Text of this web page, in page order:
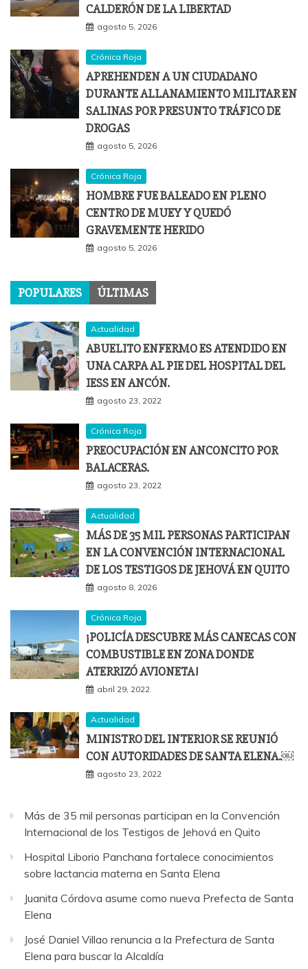
CALDERÓN DE LA LIBERTAD
agosto 5, 2026
Crónica Roja
APREHENDEN A UN CIUDADANO
DURANTE ALLANAMIENTO MILITAR EN
SALINAS POR PRESUNTO TRÁFICO DE
DROGAS
agosto 5, 2026
Crónica Roja
HOMBRE FUE BALEADO EN PLENO
CENTRO DE MUEY Y QUEDÓ
GRAVEMENTE HERIDO
agosto 5, 2026
POPULARES ÚLTIMAS
Actualidad
ABUELITO ENFERMO ES ATENDIDO EN
UNA CARPA AL PIE DEL HOSPITAL DEL
IESS EN ANCÓN.
agosto 23, 2022
Crónica Roja
PREOCUPACIÓN EN ANCONCITO POR
BALACERAS.
agosto 23, 2022
Actualidad
MÁS DE 35 MIL PERSONAS PARTICIPAN
EN LA CONVENCIÓN INTERNACIONAL
DE LOS TESTIGOS DE JEHOVÁ EN QUITO
agosto 8, 2026
Crónica Roja
¡POLICÍA DESCUBRE MÁS CANECAS CON
COMBUSTIBLE EN ZONA DONDE
ATERRIZÓ AVIONETA!
abril 29, 2022
Actualidad
MINISTRO DEL INTERIOR SE REUNIÓ
CON AUTORIDADES DE SANTA ELENA.￼
agosto 23, 2022
Más de 35 mil personas participan en la Convención
Internacional de los Testigos de Jehová en Quito
Hospital Liborio Panchana fortalece conocimientos
sobre lactancia materna en Santa Elena
Juanita Córdova asume como nueva Prefecta de Santa
Elena
José Daniel Villao renuncia a la Prefectura de Santa
Elena para buscar la Alcaldía